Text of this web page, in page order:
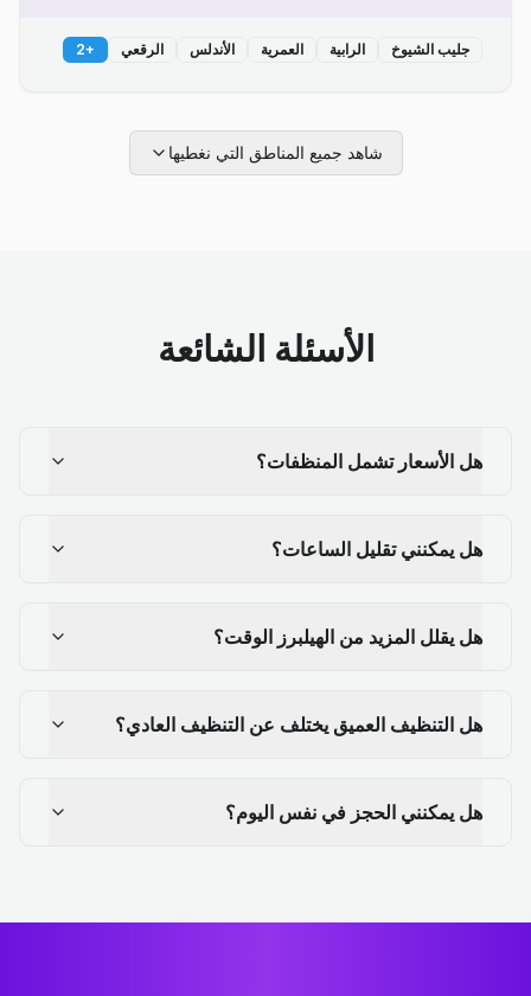
جليب الشيوخ الرابية العمرية الأندلس الرقعي +
2
شاهد جميع المناطق التي نغطيها
الأسئلة الشائعة
هل الأسعار تشمل المنظفات؟
هل يمكنني تقليل الساعات؟
هل يقلل المزيد من الهيلبرز الوقت؟
هل التنظيف العميق يختلف عن التنظيف العادي؟
هل يمكنني الحجز في نفس اليوم؟